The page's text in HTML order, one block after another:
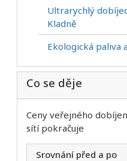
Ultrarychlý
Kladně
Ekologická paliva
Co se děje
Ceny veřejného
sítí pokračuje
Srovnání před a po